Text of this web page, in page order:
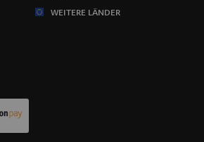
WEITERE LÄNDER